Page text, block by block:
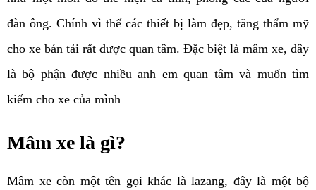
đàn ông. Chính vì thế các thiết bị làm đẹp, tăng thẩm mỹ
cho xe bán tải rất được quan tâm. Đặc biệt là mâm xe, đây
là bộ phận được nhiều anh em quan tâm và muốn tìm
kiếm cho xe của mình
Mâm xe là gì?
Mâm xe còn một tên gọi khác là lazang, đây là một bộ